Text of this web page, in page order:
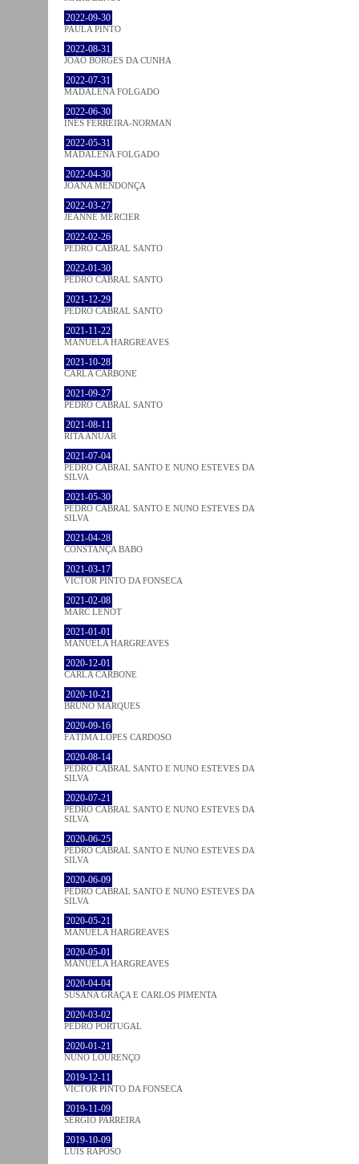
2022-09-30
PAULA PINTO
2022-08-31
JOÃO BORGES DA CUNHA
2022-07-31
MADALENA FOLGADO
2022-06-30
INÊS FERREIRA-NORMAN
2022-05-31
MADALENA FOLGADO
2022-04-30
JOANA MENDONÇA
2022-03-27
JEANNE MERCIER
2022-02-26
PEDRO CABRAL SANTO
2022-01-30
PEDRO CABRAL SANTO
2021-12-29
PEDRO CABRAL SANTO
2021-11-22
MANUELA HARGREAVES
2021-10-28
CARLA CARBONE
2021-09-27
PEDRO CABRAL SANTO
2021-08-11
RITA ANUAR
2021-07-04
PEDRO CABRAL SANTO E NUNO ESTEVES DA
SILVA
2021-05-30
PEDRO CABRAL SANTO E NUNO ESTEVES DA
SILVA
2021-04-28
CONSTANÇA BABO
2021-03-17
VICTOR PINTO DA FONSECA
2021-02-08
MARC LENOT
2021-01-01
MANUELA HARGREAVES
2020-12-01
CARLA CARBONE
2020-10-21
BRUNO MARQUES
2020-09-16
FÁTIMA LOPES CARDOSO
2020-08-14
PEDRO CABRAL SANTO E NUNO ESTEVES DA
SILVA
2020-07-21
PEDRO CABRAL SANTO E NUNO ESTEVES DA
SILVA
2020-06-25
PEDRO CABRAL SANTO E NUNO ESTEVES DA
SILVA
2020-06-09
PEDRO CABRAL SANTO E NUNO ESTEVES DA
SILVA
2020-05-21
MANUELA HARGREAVES
2020-05-01
MANUELA HARGREAVES
2020-04-04
SUSANA GRAÇA E CARLOS PIMENTA
2020-03-02
PEDRO PORTUGAL
2020-01-21
NUNO LOURENÇO
2019-12-11
VICTOR PINTO DA FONSECA
2019-11-09
SÉRGIO PARREIRA
2019-10-09
LUÍS RAPOSO